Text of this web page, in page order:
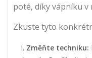
poté, díky vápníku v
Zkuste tyto
Změňte techniku: